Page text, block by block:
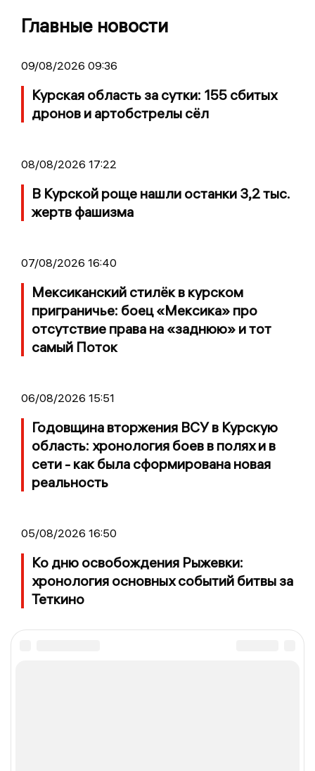
Главные новости
09/08/2026 09:36
Курская область за сутки: 155 сбитых
дронов и артобстрелы сёл
08/08/2026 17:22
В Курской роще нашли останки 3,2 тыс.
жертв фашизма
07/08/2026 16:40
Мексиканский стилёк в курском
приграничье: боец «Мексика» про
отсутствие права на «заднюю» и тот
самый Поток
06/08/2026 15:51
Годовщина вторжения ВСУ в Курскую
область: хронология боев в полях и в
сети - как была сформирована новая
реальность
05/08/2026 16:50
Ко дню освобождения Рыжевки:
хронология основных событий битвы за
Теткино